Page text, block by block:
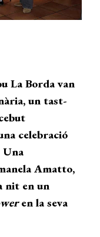
La Borda van
un tast-
celebració
Una
Amatto,
nit en un
en la seva